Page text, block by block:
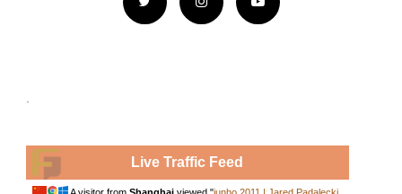
.
Live Traffic Feed